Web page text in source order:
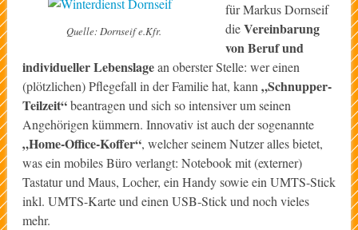
Quelle: Dornseif e.Kfr.
für Markus Dornseif
dieVereinbarung
von Beruf und
individueller Lebenslagean oberster Stelle: wer einen
(plötzlichen) Pflegefall in der Familie hat, kann„Schnupper-
Teilzeit“beantragen und sich so intensiver um seinen
Angehörigen kümmern. Innovativ ist auch der sogenannte
„Home-Office-Koffer“, welcher seinem Nutzer alles bietet,
was ein mobiles Büro verlangt: Notebook mit (externer)
Tastatur und Maus, Locher, ein Handy sowie ein UMTS-Stick
inkl. UMTS-Karte und einen USB-Stick und noch vieles
mehr.